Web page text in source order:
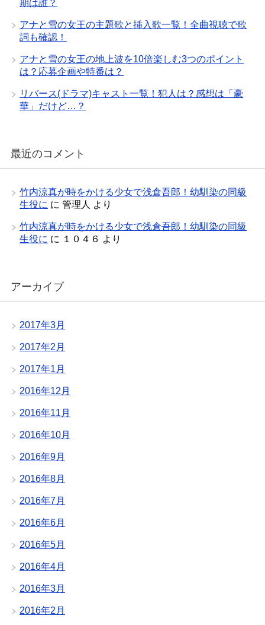
期は誰？
アナと雪の女王の主題歌と挿入歌一覧！全曲視聴で歌
詞も確認！
アナと雪の女王の地上波を10倍楽しむ3つのポイント
は？応募企画や特番は？
リバース(ドラマ)キャスト一覧！犯人は？感想は「豪
華」だけど…？
最近のコメント
竹内涼真が時をかける少女で浅倉吾郎！幼馴染の同級
生役に に 管理人 より
竹内涼真が時をかける少女で浅倉吾郎！幼馴染の同級
生役に に １０４６ より
アーカイブ
2017年3月
2017年2月
2017年1月
2016年12月
2016年11月
2016年10月
2016年9月
2016年8月
2016年7月
2016年6月
2016年5月
2016年4月
2016年3月
2016年2月